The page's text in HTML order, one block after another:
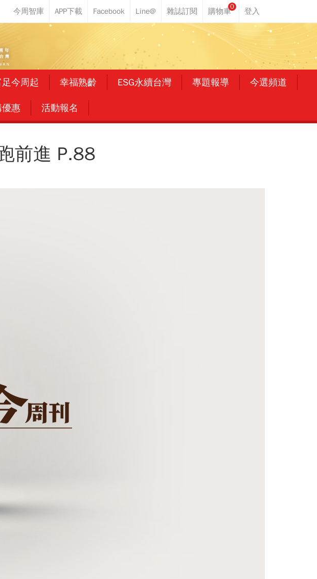
0
今周起 幸福熟齡 ESG永續台灣 專題報導 今選頻道
惠 活動報名
前進 P.88